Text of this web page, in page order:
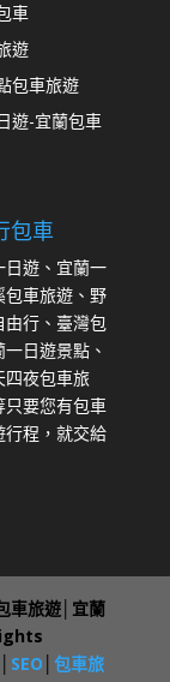
車
遊
包車旅遊
遊-宜蘭包車
包車
日遊、宜蘭一
包車旅遊、野
行、臺灣包
日遊景點、
四夜包車旅
要您有包車
程，就交給
車旅遊│宜蘭
SEO 包車旅